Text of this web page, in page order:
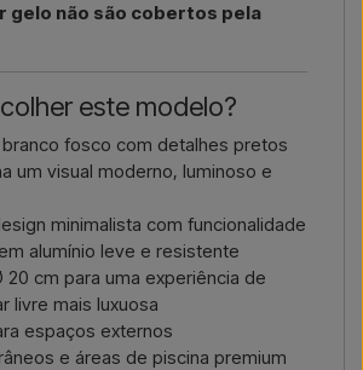
gelo não são cobertos pela
este modelo?
branco fosco com detalhes pretos
um visual moderno, luminoso e
minimalista com funcionalidade
alumínio leve e resistente
20 cm para uma experiência de
livre mais luxuosa
espaços externos
e áreas de piscina premium